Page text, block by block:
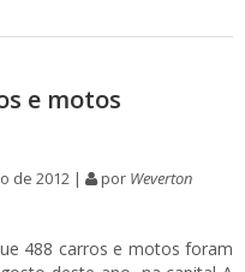
e motos
de 2012 | por Weverton
488 carros e motos foram